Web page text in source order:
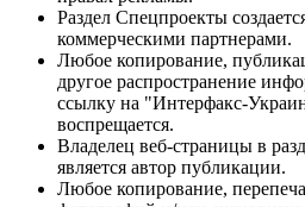
Раздел Спецпроекты
коммерческими партнерами.
Любое копирование,
другое распространение
ссылку на "Интерфакс-
воспрещается.
Владелец веб-страницы в
является автор публикации.
Любое копирование,